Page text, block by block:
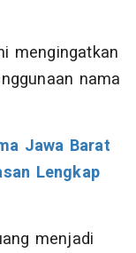
mengingatkan
nama
Jawa Barat
Lengkap
menjadi